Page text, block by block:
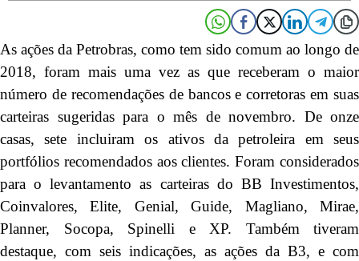
As ações da Petrobras, como tem sido comum ao longo de
2018, foram mais uma vez as que receberam o maior
número de recomendações de bancos e corretoras em suas
carteiras sugeridas para o mês de novembro. De onze
casas, sete incluiram os ativos da petroleira em seus
portfólios recomendados aos clientes. Foram considerados
para o levantamento as carteiras do BB Investimentos,
Coinvalores, Elite, Genial, Guide, Magliano, Mirae,
Planner, Socopa, Spinelli e XP. Também tiveram
destaque, com seis indicações, as ações da B3, e com